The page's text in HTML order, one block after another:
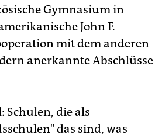
Gymnasium in
John F.
mit dem anderen
anerkannte Abschlüsse
Schulen, die als
das sind, was